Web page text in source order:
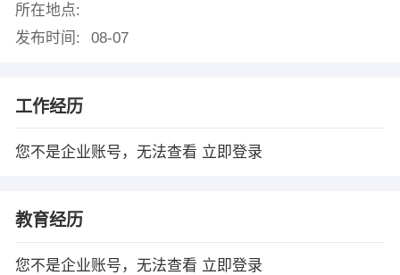
所在地点:
发布时间:
08-07
工作经历
您不是企业账号，无法查看 立即登录
教育经历
您不是企业账号，无法查看 立即登录